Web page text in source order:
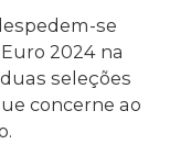
se
2024 na
seleções
concerne ao